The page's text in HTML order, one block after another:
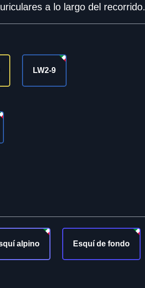
a lo largo del recorrido.
LW2-9
alpino Esquí de fondo